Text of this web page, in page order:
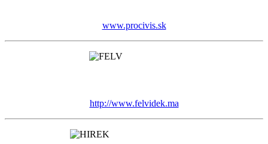
www.procivis.sk
http://www.felvidek.ma